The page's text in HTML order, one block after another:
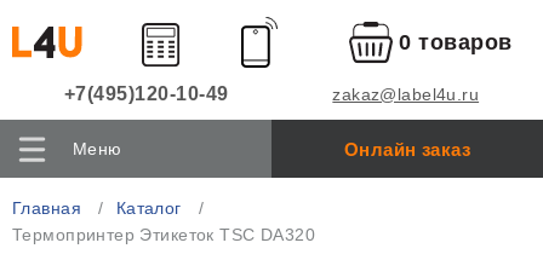
+7(495)120-10-49 zakaz@label4u.ru
0 товаров
Меню Онлайн заказ
Главная
Каталог
Термопринтер Этикеток TSC DA320